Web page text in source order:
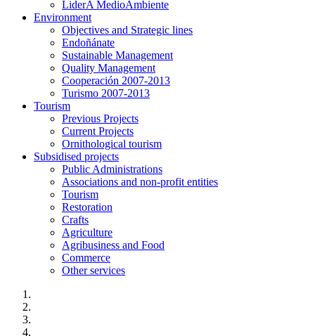
LiderA MedioAmbiente
Environment
Objectives and Strategic lines
Endoñánate
Sustainable Management
Quality Management
Cooperación 2007-2013
Turismo 2007-2013
Tourism
Previous Projects
Current Projects
Ornithological tourism
Subsidised projects
Public Administrations
Associations and non-profit entities
Tourism
Restoration
Crafts
Agriculture
Agribusiness and Food
Commerce
Other services